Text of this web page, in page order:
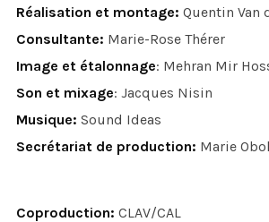
Réalisation et montage: Quentin Van
Consultante: Marie-Rose Thérer
Image et étalonnage: Mehran Mir
Son et mixage: Jacques Nisin
Musique: Sound Ideas
Secrétariat de production: Marie
Coproduction: CLAV/CAL